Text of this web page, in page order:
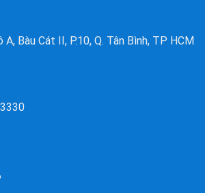
A, Bàu Cát II, P.10, Q. Tân Bình, TP HCM